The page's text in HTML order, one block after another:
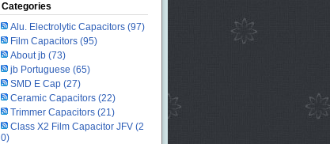
Categories
Alu. Electrolytic Capacitors(97)
Film Capacitors(95)
About jb(73)
jb Portuguese (65)
SMD E Cap(27)
Ceramic Capacitors(22)
Trimmer Capacitors(21)
Class X2 Film Capacitor JFV(2
0)